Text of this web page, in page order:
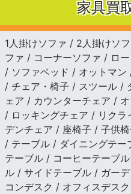
家具買
1人掛けソファ / 2人掛けソ
ファ / コーナーソファ / ロ
/ ソファベッド / オットマ
/ チェア・椅子 / スツール /
ェア / カウンターチェア /
/ ロッキングチェア / リク
デンチェア / 座椅子 / 子供
/ テーブル / ダイニングテ
テーブル / コーヒーテーブ
ル / サイドテーブル / ガー
コンデスク / オフィスデス